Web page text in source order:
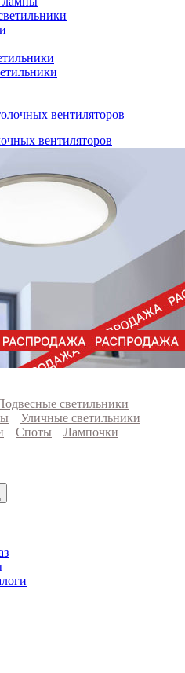
вентиляторов
светильники
Уличные светильники
Споты
Лампочки